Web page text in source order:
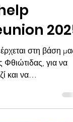
2 λεπτά
2025
στη βάση μας,
και να